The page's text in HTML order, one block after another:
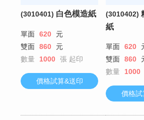
(3010401) 白色模造紙
單面 620
元
雙面 860
元
數量
1000 張 起印
(3010402)
紙
單面 620
雙面 860
數量
1000